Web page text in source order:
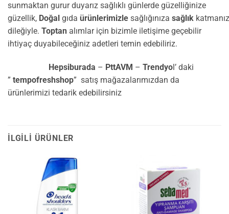
sunmaktan gurur duyarız sağlıklı günlerde güzelliğinize
güzellik, Doğal gıda ürünlerimizle sağlığınıza sağlık katmanız
dileğiyle. Toptan alımlar için bizimle iletişime geçebilir
ihtiyaç duyabileceğiniz adetleri temin edebiliriz.
Hepsiburada – PttAVM – Trendyo l’ daki
” tempofreshshop” satış mağazalarımızdan da
ürünlerimizi tedarik edebilirsiniz
İLGILI ÜRÜNLER